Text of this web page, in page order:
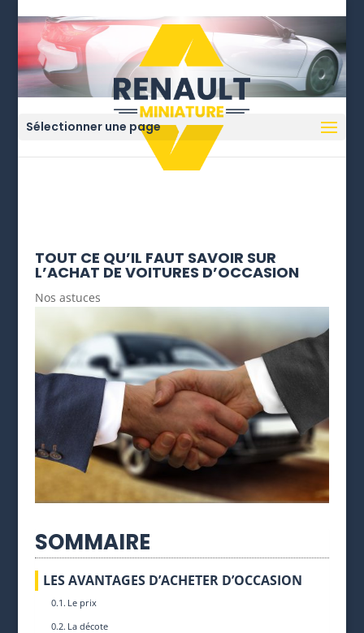
Sélectionner une page
TOUT CE QU’IL FAUT SAVOIR SUR
L’ACHAT DE VOITURES D’OCCASION
Nos astuces
SOMMAIRE
LES AVANTAGES D’ACHETER D’OCCASION
Le prix
La décote